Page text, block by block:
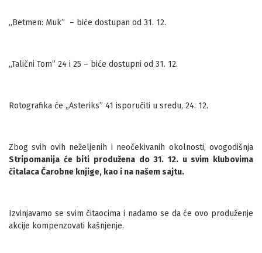
„Betmen: Muk” – biće dostupan od 31. 12.
„Talični Tom” 24 i 25 – biće dostupni od 31. 12.
Rotografika će „Asteriks” 41 isporučiti u sredu, 24. 12.
Zbog svih ovih neželjenih i neočekivanih okolnosti, ovogodišnja
Stripomanija će biti produžena do 31. 12. u svim klubovima
čitalaca Čarobne knjige, kao i na našem sajtu.
Izvinjavamo se svim čitaocima i nadamo se da će ovo produženje
akcije kompenzovati kašnjenje.